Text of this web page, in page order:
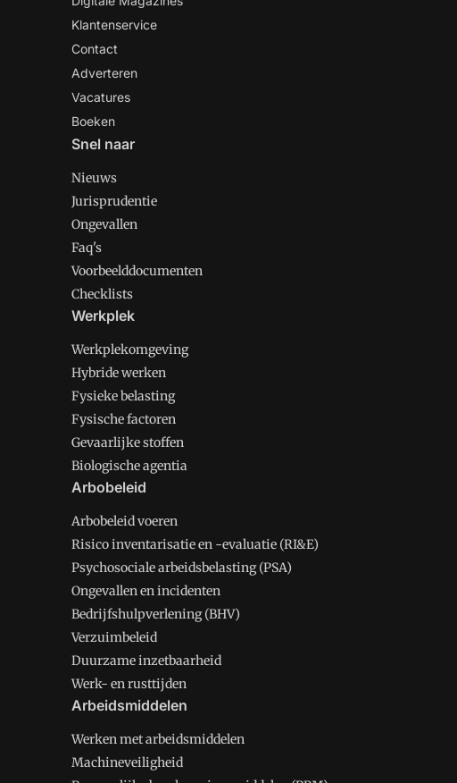
Klantenservice
Contact
Adverteren
Vacatures
Boeken
Snel naar
Nieuws
Jurisprudentie
Ongevallen
Faq's
Voorbeelddocumenten
Checklists
Werkplek
Werkplekomgeving
Hybride werken
Fysieke belasting
Fysische factoren
Gevaarlijke stoffen
Biologische agentia
Arbobeleid
Arbobeleid voeren
Risico inventarisatie en -evaluatie (RI&E)
Psychosociale arbeidsbelasting (PSA)
Ongevallen en incidenten
Bedrijfshulpverlening (BHV)
Verzuimbeleid
Duurzame inzetbaarheid
Werk- en rusttijden
Arbeidsmiddelen
Werken met arbeidsmiddelen
Machineveiligheid